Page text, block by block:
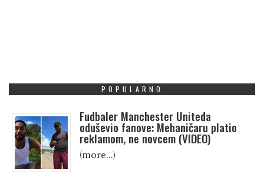
POPULARNO
Fudbaler Manchester Uniteda
oduševio fanove: Mehaničaru platio
reklamom, ne novcem (VIDEO)
(more…)